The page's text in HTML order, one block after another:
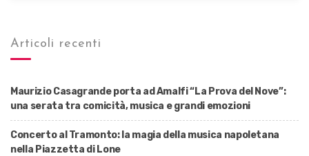
Articoli recenti
Maurizio Casagrande porta ad Amalfi “La Prova del Nove”:
una serata tra comicità, musica e grandi emozioni
Concerto al Tramonto: la magia della musica napoletana
nella Piazzetta di Lone